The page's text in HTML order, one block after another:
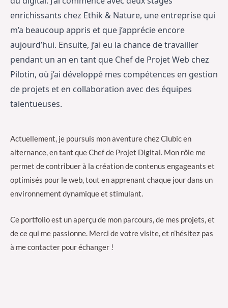
enrichissants chez Ethik & Nature, une entreprise qui
m’a beaucoup appris et que j’apprécie encore
aujourd’hui. Ensuite, j’ai eu la chance de travailler
pendant un an en tant que Chef de Projet Web chez
Pilotin, où j’ai développé mes compétences en gestion
de projets et en collaboration avec des équipes
talentueuses.
Actuellement, je poursuis mon aventure chez Clubic en
alternance, en tant que Chef de Projet Digital. Mon rôle me
permet de contribuer à la création de contenus engageants et
optimisés pour le web, tout en apprenant chaque jour dans un
environnement dynamique et stimulant.
Ce portfolio est un aperçu de mon parcours, de mes projets, et
de ce qui me passionne. Merci de votre visite, et n’hésitez pas
à me contacter pour échanger !